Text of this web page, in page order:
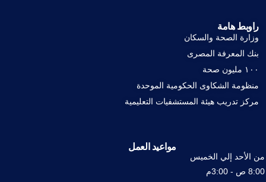
راوبط هامة
وزارة الصحة والسكان
بنك المعرفة المصرى
١٠٠ مليون صحة
منظومة الشكاوى الحكومية الموحدة
مركز تدريب هيئة المستشفيات التعليمية
مواعيد العمل
من الأحد إلي الخميس
8:00 ص - 3:00م